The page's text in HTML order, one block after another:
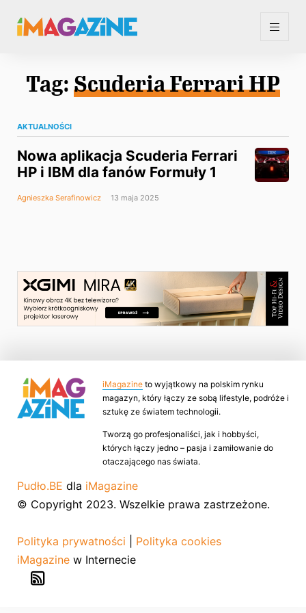
Tag: Scuderia Ferrari HP
AKTUALNOŚCI
Nowa aplikacja Scuderia Ferrari
HP i IBM dla fanów Formuły 1
Agnieszka Serafinowicz 13 maja 2025
iMagazine to wyjątkowy na polskim rynku
magazyn, który łączy ze sobą lifestyle, podróże i
sztukę ze światem technologii.
Tworzą go profesjonaliści, jak i hobbyści,
których łączy jedno – pasja i zamiłowanie do
otaczającego nas świata.
Pudło.BE dla iMagazine
© Copyright 2023. Wszelkie prawa zastrzeżone.
Polityka prywatności
Polityka cookies
iMagazine w Internecie